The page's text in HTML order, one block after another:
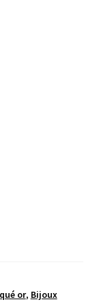
or, Bijoux